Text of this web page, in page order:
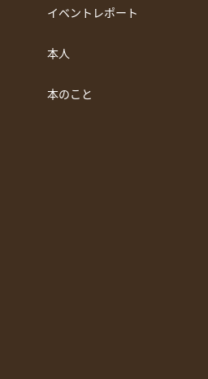
イベントレポート
本人
本のこと